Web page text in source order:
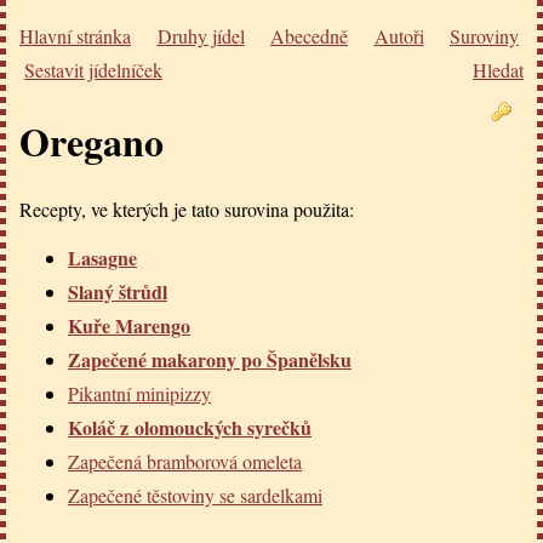
Hlavní stránka Druhy jídel Abecedně Autoři
Suroviny
Sestavit jídelníček
Hledat
Oregano
Recepty, ve kterých je tato surovina použita:
Lasagne
Slaný štrůdl
Kuře Marengo
Zapečené makarony po Španělsku
Pikantní minipizzy
Koláč z olomouckých syrečků
Zapečená bramborová omeleta
Zapečené těstoviny se sardelkami